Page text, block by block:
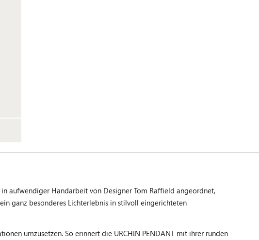
aufwendiger Handarbeit von Designer Tom Raffield angeordnet,
ganz besonderes Lichterlebnis in stilvoll eingerichteten
umzusetzen. So erinnert die URCHIN PENDANT mit ihrer runden